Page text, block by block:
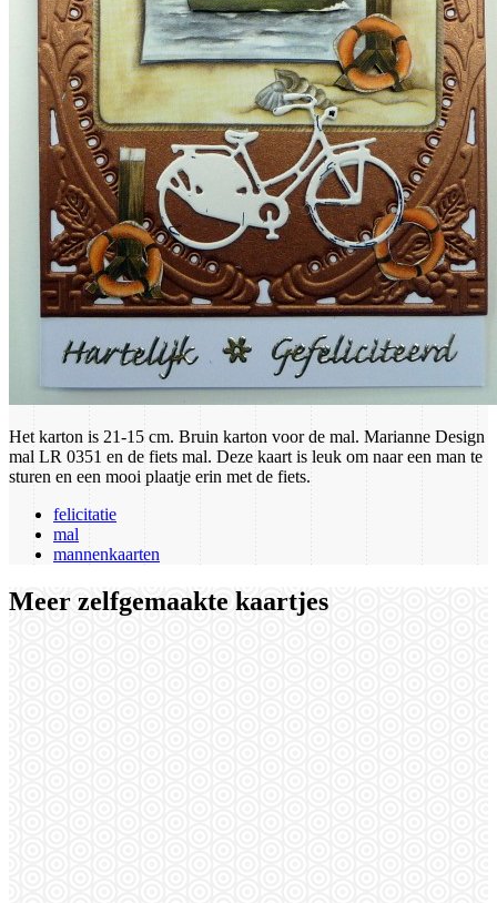
Het karton is 21-15 cm. Bruin karton voor de mal. Marianne Design
mal LR 0351 en de fiets mal. Deze kaart is leuk om naar een man te
sturen en een mooi plaatje erin met de fiets.
felicitatie
mal
mannenkaarten
Meer zelfgemaakte kaartjes